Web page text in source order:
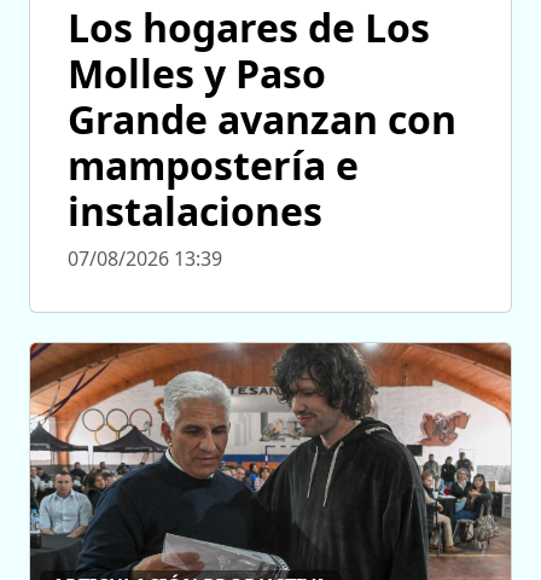
Los hogares de Los
Molles y Paso
Grande avanzan con
mampostería e
instalaciones
07/08/2026 13:39